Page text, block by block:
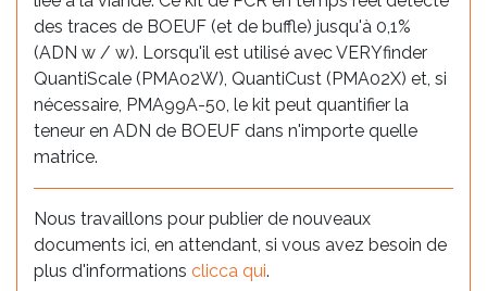
des traces de BOEUF (et de buffle) jusqu'à 0,1%
(ADN w / w). Lorsqu'il est utilisé avec VERYfinder
QuantiScale (PMA02W), QuantiCust (PMA02X) et, si
nécessaire, PMA99A-50, le kit peut quantifier la
teneur en ADN de BOEUF dans n'importe quelle
matrice.
Nous travaillons pour publier de nouveaux
documents ici, en attendant, si vous avez besoin de
plus d'informations clicca qui.